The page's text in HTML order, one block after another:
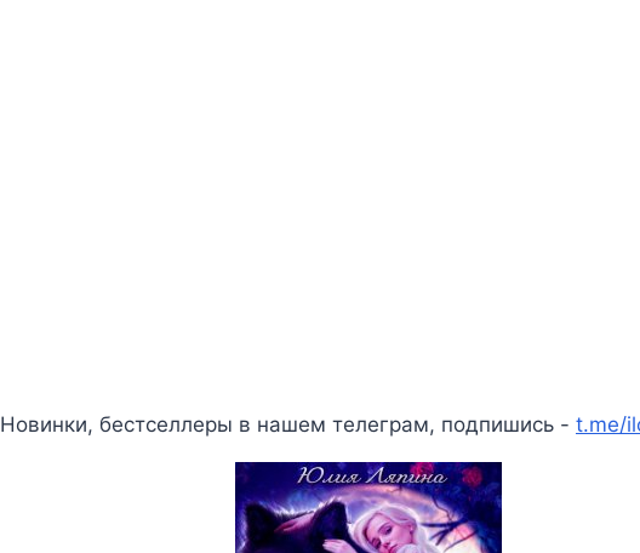
Новинки, бестселлеры в нашем телеграм, подпишись - t.me/